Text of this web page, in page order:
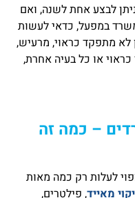
לבצע אחת לשנה, ואם
במפעל, כדאי לעשות
לא מתפקד כראוי, מרעיש,
או כל בעיה אחרת,
– כמה זה
לעלות רק כמה מאות
מאייד, פילטרים,